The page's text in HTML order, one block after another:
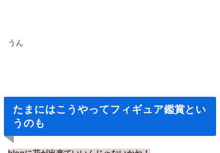
うん
たまにはこうやってフィギュア鑑賞とい
うのも